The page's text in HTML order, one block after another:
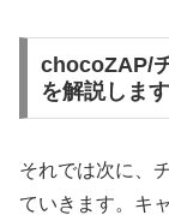
chocoZAP/
を解説します
それでは次に、
ていきます。キ